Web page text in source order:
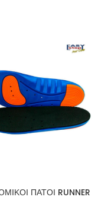
ΠΑΤΟΙ RUNNER